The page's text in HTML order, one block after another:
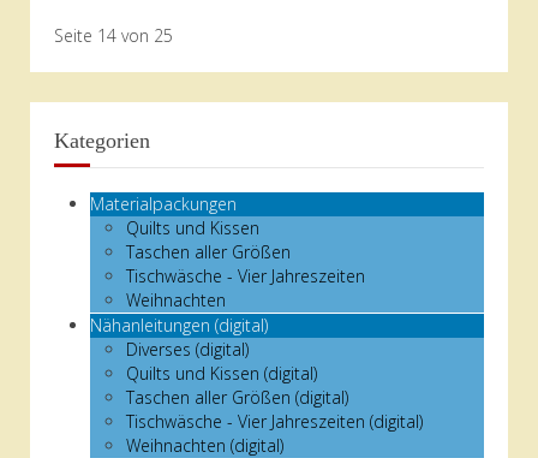
Seite 14 von 25
Kategorien
Materialpackungen
Quilts und Kissen
Taschen aller Größen
Tischwäsche - Vier Jahreszeiten
Weihnachten
Nähanleitungen (digital)
Diverses (digital)
Quilts und Kissen (digital)
Taschen aller Größen (digital)
Tischwäsche - Vier Jahreszeiten (digital)
Weihnachten (digital)